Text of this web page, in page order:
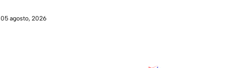
05 agosto, 2026